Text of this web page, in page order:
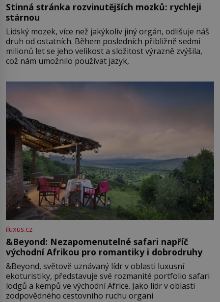
Stinná stránka rozvinutějších mozků: rychleji
stárnou
Lidský mozek, více než jakýkoliv jiný orgán, odlišuje náš
druh od ostatních. Během posledních přibližně sedmi
milionů let se jeho velikost a složitost výrazně zvýšila,
což nám umožnilo používat jazyk,
iluxus.cz
&Beyond: Nezapomenutelné safari napříč
východní Afrikou pro romantiky i dobrodruhy
&Beyond, světově uznávaný lídr v oblasti luxusní
ekoturistiky, představuje své rozmanité portfolio safari
lodgů a kempů ve východní Africe. Jako lídr v oblasti
zodpovědného cestovního ruchu organi